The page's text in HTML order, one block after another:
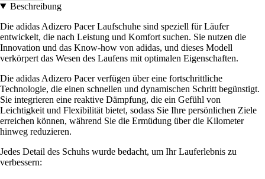
Beschreibung
Die adidas Adizero Pacer Laufschuhe sind speziell für Läufer
entwickelt, die nach Leistung und Komfort suchen. Sie nutzen die
Innovation und das Know-how von adidas, und dieses Modell
verkörpert das Wesen des Laufens mit optimalen Eigenschaften.
Die adidas Adizero Pacer verfügen über eine fortschrittliche
Technologie, die einen schnellen und dynamischen Schritt begünstigt.
Sie integrieren eine reaktive Dämpfung, die ein Gefühl von
Leichtigkeit und Flexibilität bietet, sodass Sie Ihre persönlichen Ziele
erreichen können, während Sie die Ermüdung über die Kilometer
hinweg reduzieren.
Jedes Detail des Schuhs wurde bedacht, um Ihr Lauferlebnis zu
verbessern: